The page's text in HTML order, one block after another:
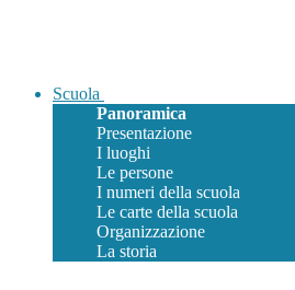
Scuola
Panoramica
Presentazione
I luoghi
Le persone
I numeri della scuola
Le carte della scuola
Organizzazione
La storia